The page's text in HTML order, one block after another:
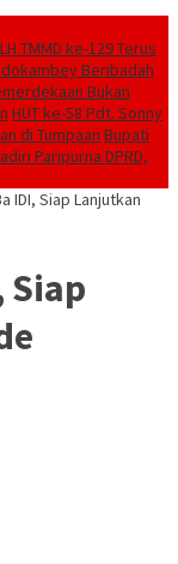
TMMD ke-129 Terus
Beribadah
Bukan
HUT ke-58 Pdt. Sonny
di Tumpaan Bupati
Paripurna DPRD,
IDI, Siap Lanjutkan
Siap